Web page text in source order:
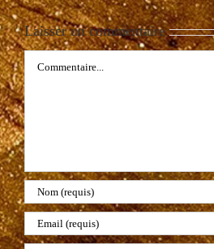
Laisser un commentaire
Commentaire